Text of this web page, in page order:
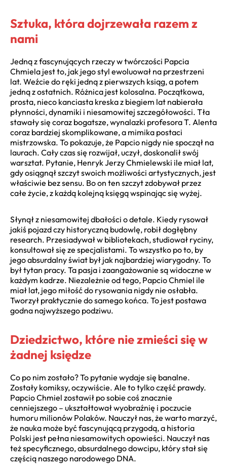
Sztuka, która dojrzewała razem z
nami
Jedną z fascynujących rzeczy w twórczości Papcia
Chmiela jest to, jak jego styl ewoluował na przestrzeni
lat. Weźcie do ręki jedną z pierwszych ksiąg, a potem
jedną z ostatnich. Różnica jest kolosalna. Początkowa,
prosta, nieco kanciasta kreska z biegiem lat nabierała
płynności, dynamiki i niesamowitej szczegółowości. Tła
stawały się coraz bogatsze, wynalazki profesora T. Alenta
coraz bardziej skomplikowane, a mimika postaci
mistrzowska. To pokazuje, że Papcio nigdy nie spoczął na
laurach. Cały czas się rozwijał, uczył, doskonalił swój
warsztat. Pytanie, Henryk Jerzy Chmielewski ile miał lat,
gdy osiągnął szczyt swoich możliwości artystycznych, jest
właściwie bez sensu. Bo on ten szczyt zdobywał przez
całe życie, z każdą kolejną księgą wspinając się wyżej.
Słynął z niesamowitej dbałości o detale. Kiedy rysował
jakiś pojazd czy historyczną budowlę, robił dogłębny
research. Przesiadywał w bibliotekach, studiował ryciny,
konsultował się ze specjalistami. To wszystko po to, by
jego absurdalny świat był jak najbardziej wiarygodny. To
był tytan pracy. Ta pasja i zaangażowanie są widoczne w
każdym kadrze. Niezależnie od tego, Papcio Chmiel ile
miał lat, jego miłość do rysowania nigdy nie osłabła.
Tworzył praktycznie do samego końca. To jest postawa
godna najwyższego podziwu.
Dziedzictwo, które nie zmieści się w
żadnej księdze
Co po nim zostało? To pytanie wydaje się banalne.
Zostały komiksy, oczywiście. Ale to tylko część prawdy.
Papcio Chmiel zostawił po sobie coś znacznie
cenniejszego – ukształtował wyobraźnię i poczucie
humoru milionów Polaków. Nauczył nas, że warto marzyć,
że nauka może być fascynującą przygodą, a historia
Polski jest pełna niesamowitych opowieści. Nauczył nas
też specyficznego, absurdalnego dowcipu, który stał się
częścią naszego narodowego DNA.